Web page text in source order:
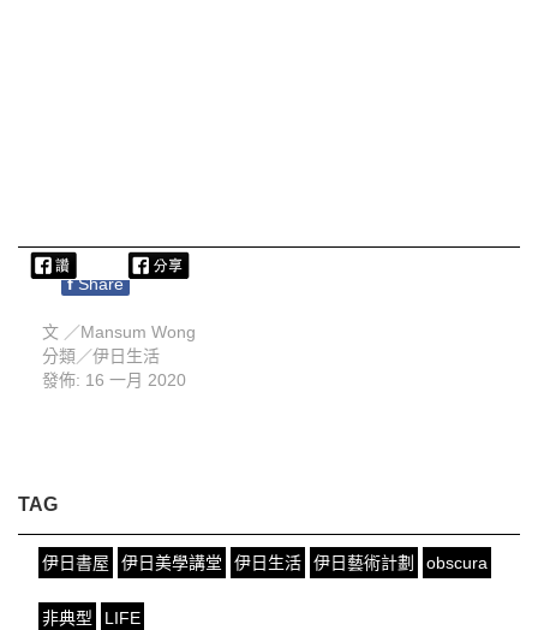
f Share
文 ／Mansum Wong
分類／伊日生活
發佈: 16 一月 2020
TAG
伊日書屋 伊日美學講堂 伊日生活 伊日藝術計劃 obscura
非典型 LIFE